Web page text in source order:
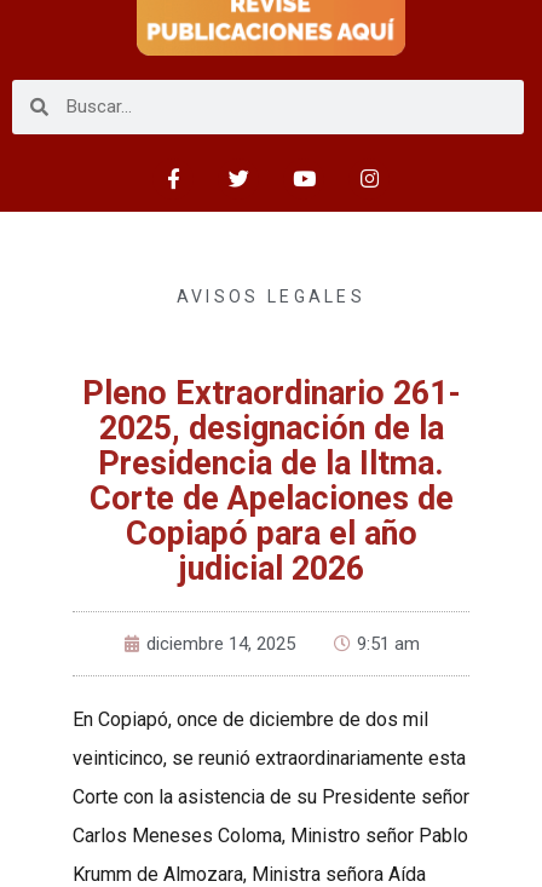
AVISOS LEGALES
Pleno Extraordinario 261-
2025, designación de la
Presidencia de la Iltma.
Corte de Apelaciones de
Copiapó para el año
judicial 2026
diciembre 14, 2025 9:51 am
En Copiapó, once de diciembre de dos mil
veinticinco, se reunió extraordinariamente esta
Corte con la asistencia de su Presidente señor
Carlos Meneses Coloma, Ministro señor Pablo
Krumm de Almozara, Ministra señora Aída